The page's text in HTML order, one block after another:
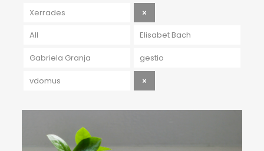
Xerrades
All Elisabet Bach
Gabriela Granja gestio
vdomus